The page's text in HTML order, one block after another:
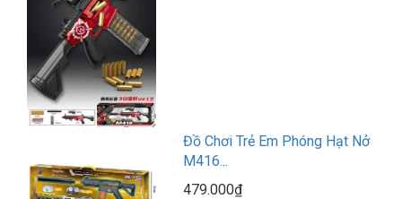
Đồ Chơi Trẻ Em Phóng Hạt Nở
M416...
479.000₫